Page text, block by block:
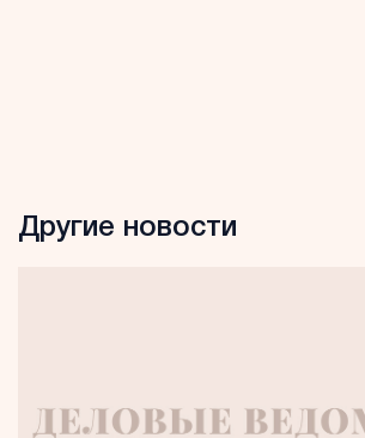
Другие новости